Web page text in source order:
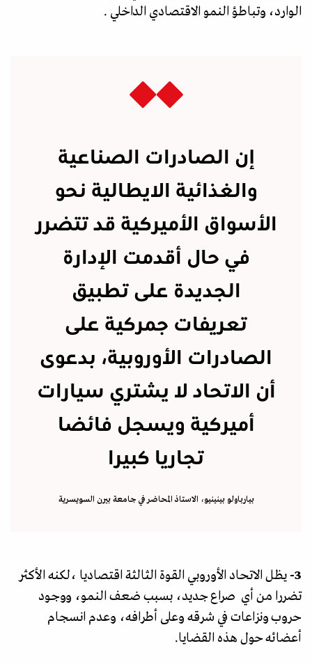
الوارد، وتباطؤ النمو الاقتصادي الداخلي .
إن الصادرات الصناعية
والغذائية الايطالية نحو
الأسواق الأميركية قد تتضرر
في حال أقدمت الإدارة
الجديدة على تطبيق
تعريفات جمركية على
الصادرات الأوروبية، بدعوى
أن الاتحاد لا يشتري سيارات
أميركية ويسجل فائضا
تجاريا كبيرا
بيارباولو بينينيو، الاستاذ المحاضر في جامعة بيرن السويسرية
3- يظل الاتحاد الأوروبي القوة الثالثة اقتصاديا ،لكنه الأكثر
تضررا من أي صراع جديد، بسبب ضعف النمو، ووجود
حروب ونزاعات في شرقه وعلى أطرافه، وعدم انسجام
أعضائه حول هذه القضايا.